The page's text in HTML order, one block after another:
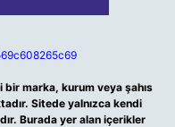
marka, kurum veya şahıs
Sitede yalnızca kendi
Burada yer alan içerikler